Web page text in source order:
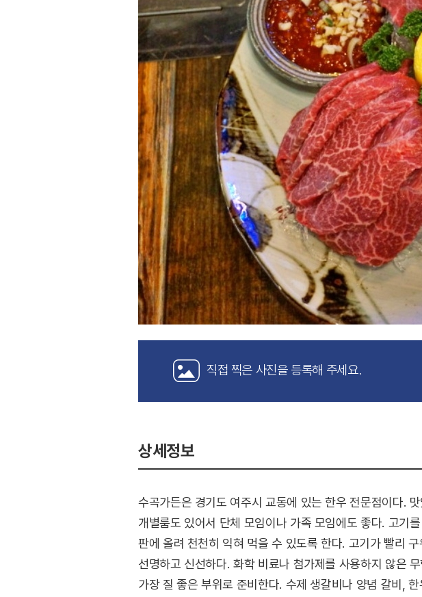
직접 찍은 사진을 등록해 주세요.
상세정보
수곡가든은 경기도 여주시 교동에 있는 한우 전문점이다.
개별룸도 있어서 단체 모임이나 가족 모임에도 좋다. 고기
판에 올려 천천히 익혀 먹을 수 있도록 한다. 고기가 빨리
선명하고 신선하다. 화학 비료나 첨가제를 사용하지 않은
가장 질 좋은 부위로 준비한다. 수제 생갈비나 양념 갈비,